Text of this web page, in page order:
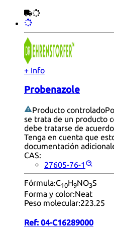
+ Info
Probenazole
Producto controlado
se trata de un producto
debe tratarse de
Tenga en cuenta que
documentación
CAS:
27605-76-1
Fórmula:C10H9NO3S
Forma y color:Neat
Peso molecular:223.25
Ref: 04-C16289000